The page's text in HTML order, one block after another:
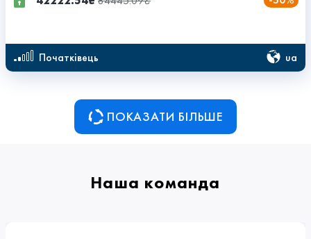
початківець ua
ПОКАЗАТИ БІЛЬШЕ
Наша команда